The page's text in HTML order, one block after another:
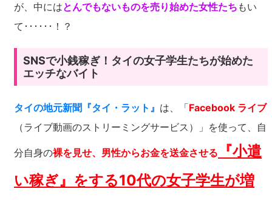
が、中にはとんでもないものを売り始めた女性たち もい
て･･････！？
SNSで小銭稼ぎ！タイの女子学生たちが始めた
エッチなバイト
タイの地元新聞『タイ・ラット』 は、「Facebook ライブ
（ライブ動画のストリーミングサービス）」を使って、自
分自身の裸を見せ、男性からお金を送金させる
『小遣
い稼ぎ』をする10代の女子学生が増